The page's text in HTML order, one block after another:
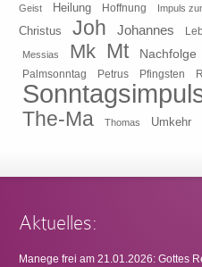
Geist
Heilung Hoffnung Impuls
Christus
Joh Johannes
Messias Mk Mt Nachfolge
Palmsonntag Petrus Pfingsten
The-Ma Thomas Umkehr
Aktuelles:
Manege frei am 21.01.2026: Gottes